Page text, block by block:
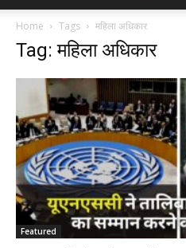
Home Tags महिला अधिकार
Tag: महिला अधिकार
Featured